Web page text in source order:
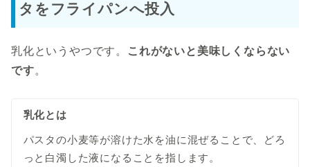
タをフライパンへ投入
乳化というやつです。
これがないと美味しくならない
です。
乳化とは
パスタの小麦等が溶けた水を油に混ぜることで、どろ
っと白濁した液になることを指します。